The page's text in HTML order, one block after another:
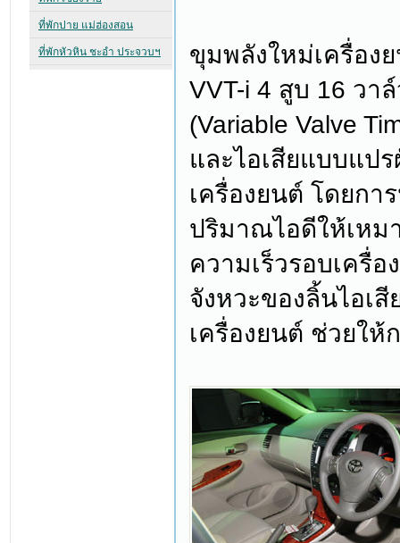
ขุมพลังใหม่เครื่อง
VVT-i 4 สูบ 16 วา
(Variable Valve
และไอเสียแบบแป
เครื่องยนต์ โดยก
ปริมาณไอดีให้เหม
ความเร็วรอบเครื่
จังหวะของลิ้นไอเ
เครื่องยนต์ ช่วยให้